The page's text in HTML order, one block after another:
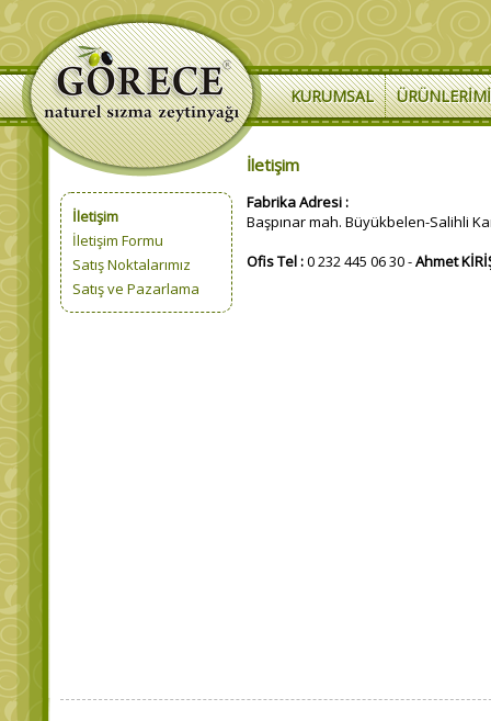
KURUMSAL
İletişim
İletişim Formu
Satış Noktalarımız
Satış ve Pazarlama
İletişim
Fabrika Adresi :
Başpınar mah. Büyükbelen-Salihli
Ofis Tel :0 232 445 06 30 -Ahmet